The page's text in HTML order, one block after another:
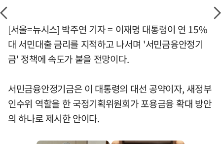
[서울=뉴시스] 박주연 기자 = 이재명 대통령이 연 15%
대 서민대출 금리를 지적하고 나서며 '서민금융안정기
금' 정책에 속도가 붙을 전망이다.
서민금융안정기금은 이 대통령의 대선 공약이자, 새정부
인수위 역할을 한 국정기획위원회가 포용금융 확대 방안
의 하나로 제시한 안이다.